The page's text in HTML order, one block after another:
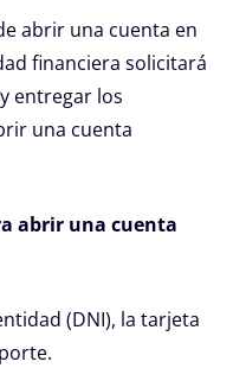
abrir una cuenta en
financiera solicitará
entregar los
una cuenta
abrir una cuenta
(DNI), la tarjeta